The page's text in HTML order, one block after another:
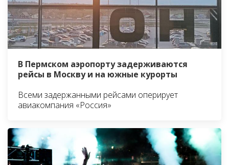
В Пермском аэропорту задерживаются
рейсы в Москву и на южные курорты
Всеми задержанными рейсами оперирует
авиакомпания «Россия»